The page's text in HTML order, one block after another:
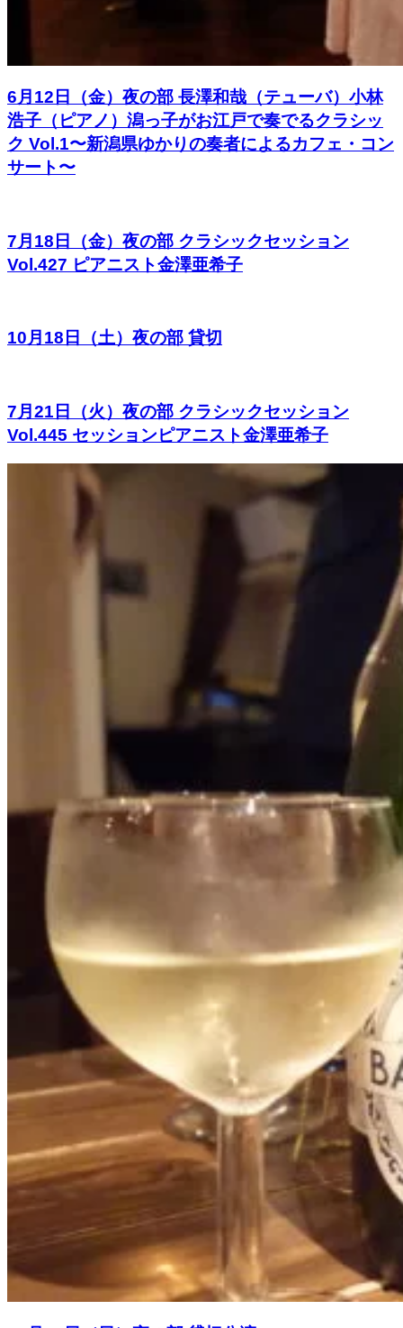
6月12日（金）夜の部 長澤和哉（テューバ）小林
浩子（ピアノ）潟っ子がお江戸で奏でるクラシッ
ク Vol.1〜新潟県ゆかりの奏者によるカフェ・コン
サート〜
7月18日（金）夜の部 クラシックセッション
Vol.427 ピアニスト金澤亜希子
10月18日（土）夜の部 貸切
7月21日（火）夜の部 クラシックセッション
Vol.445 セッションピアニスト金澤亜希子